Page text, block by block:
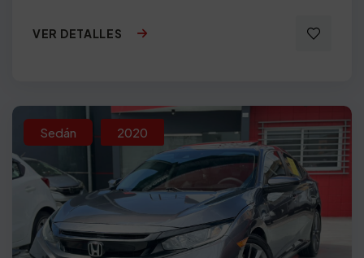
VER DETALLES
Sedán 2020